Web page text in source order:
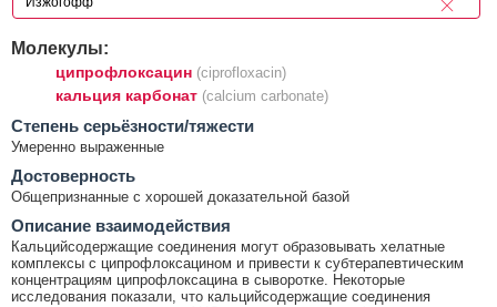
Молекулы:
ципрофлоксацин (ciprofloxacin)
кальция карбонат (calcium carbonate)
Cтепень серьёзности/тяжести
Умеренно выраженные
Достоверность
Общепризнанные с хорошей доказательной базой
Описание взаимодействия
Кальцийсодержащие соединения могут образовывать хелатные
комплексы с ципрофлоксацином и привести к субтерапевтическим
концентрациям ципрофлоксацина в сыворотке. Некоторые
исследования показали, что кальцийсодержащие соединения